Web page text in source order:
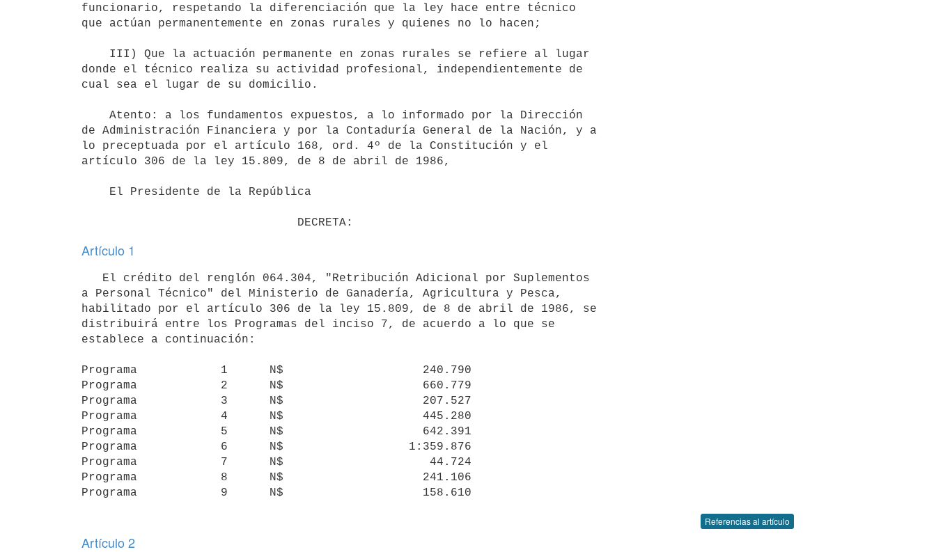
funcionario, respetando la diferenciación que la ley hace entre técnico
que actúan permanentemente en zonas rurales y quienes no lo hacen;
donde el técnico realiza su actividad profesional, independientemente de
cual sea el lugar de su domicilio.
de Administración Financiera y por la Contaduría General de la Nación, y a
lo preceptuada por el artículo 168, ord. 4º de la Constitución y el
artículo 306 de la ley 15.809, de 8 de abril de 1986,
Artículo 1
a Personal Técnico" del Ministerio de Ganadería, Agricultura y Pesca,
habilitado por el artículo 306 de la ley 15.809, de 8 de abril de 1986, se
distribuirá entre los Programas del inciso 7, de acuerdo a lo que se
establece a continuación:
Programa            1      N$                    240.790
Programa            2      N$                    660.779
Programa            3      N$                    207.527
Programa            4      N$                    445.280
Programa            5      N$                    642.391
Programa            6      N$                  1:359.876
Programa            7      N$                     44.724
Programa            8      N$                    241.106
Referencias al artículo
Artículo 2